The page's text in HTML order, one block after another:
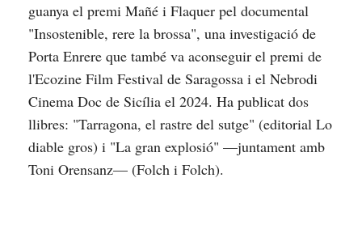
guanya el premi Mañé i Flaquer pel documental
"Insostenible, rere la brossa", una investigació de
Porta Enrere que també va aconseguir el premi de
l'Ecozine Film Festival de Saragossa i el Nebrodi
Cinema Doc de Sicília el 2024. Ha publicat dos
llibres: "Tarragona, el rastre del sutge" (editorial Lo
diable gros) i "La gran explosió" —juntament amb
Toni Orensanz— (Folch i Folch).